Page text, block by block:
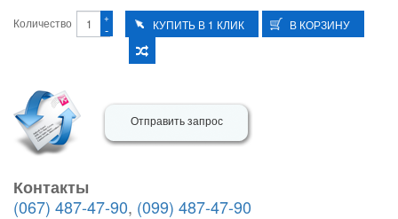
Количество -
+
Отправить запрос
Контакты
(067) 487-47-90, (099) 487-47-90